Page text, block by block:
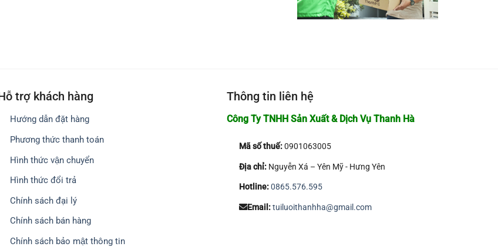
trợ khách hàng
Hướng dẫn đặt hàng
Phương thức thanh toán
Hình thức vận chuyển
Hình thức đổi trả
Chính sách đại lý
Chính sách bán hàng
Chính sách bảo mật thông tin
Thông tin liên hệ
Công Ty TNHH Sản Xuất & Dịch Vụ Thanh Hà
Mã số thuế:0901063005
Địa chỉ:Nguyễn Xá – Yên Mỹ - Hưng Yên
Hotline:0865.576.595
Email:tuiluoithanhha@gmail.com